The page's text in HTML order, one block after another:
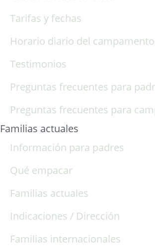
Tarifas y fechas
Horario diario del campamento
Testimonios
Preguntas frecuentes para
Preguntas frecuentes para
Familias actuales
Información para padres
Qué empacar
Familias actuales
Indicaciones / Dirección
Familias internacionales